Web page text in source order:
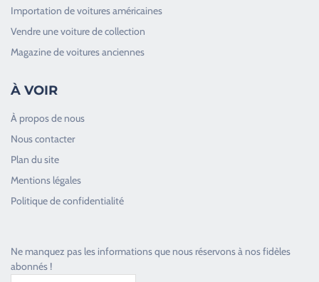
Importation de voitures américaines
Vendre une voiture de collection
Magazine de voitures anciennes
À VOIR
À propos de nous
Nous contacter
Plan du site
Mentions légales
Politique de confidentialité
Ne manquez pas les informations que nous réservons à nos fidèles
abonnés !
Toujours heureux d'aider les passionnés